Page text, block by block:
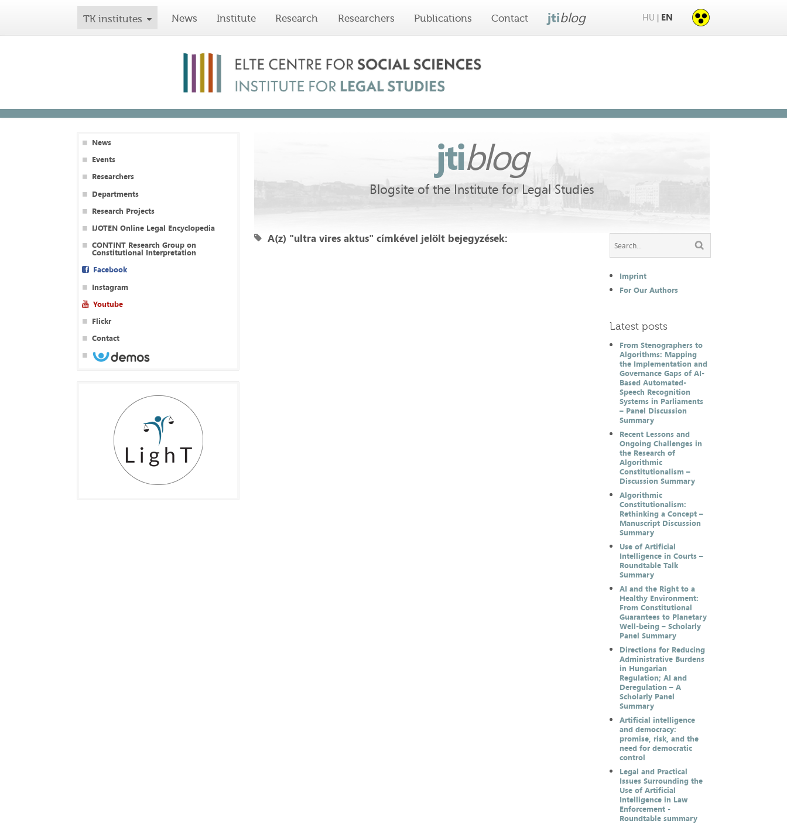
TK institutes News Institute Research Researchers Publications Contact jtiblog HU | EN
News
Events
Researchers
Departments
Research Projects
IJOTEN Online Legal Encyclopedia
CONTINT Research Group on
Constitutional Interpretation
Facebook
Instagram
Youtube
Flickr
Contact
jtiblog
Blogsite of the Institute for Legal Studies
A(z) "ultra vires aktus" címkével jelölt bejegyzések:
Imprint
For Our Authors
Latest posts
From Stenographers to
Algorithms: Mapping
the Implementation and
Governance Gaps of AI-
Based Automated-
Speech Recognition
Systems in Parliaments
– Panel Discussion
Summary
Recent Lessons and
Ongoing Challenges in
the Research of
Algorithmic
Constitutionalism –
Discussion Summary
Algorithmic
Constitutionalism:
Rethinking a Concept –
Manuscript Discussion
Summary
Use of Artificial
Intelligence in Courts –
Roundtable Talk
Summary
AI and the Right to a
Healthy Environment:
From Constitutional
Guarantees to Planetary
Well-being – Scholarly
Panel Summary
Directions for Reducing
Administrative Burdens
in Hungarian
Regulation; AI and
Deregulation – A
Scholarly Panel
Summary
Artificial intelligence
and democracy:
promise, risk, and the
need for democratic
control
Legal and Practical
Issues Surrounding the
Use of Artificial
Intelligence in Law
Enforcement -
Roundtable summary